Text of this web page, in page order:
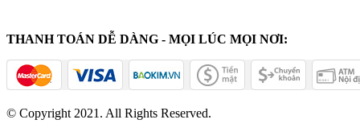
THANH TOÁN DỄ DÀNG - MỌI LÚC MỌI NƠI:
© Copyright 2021. All Rights Reserved.